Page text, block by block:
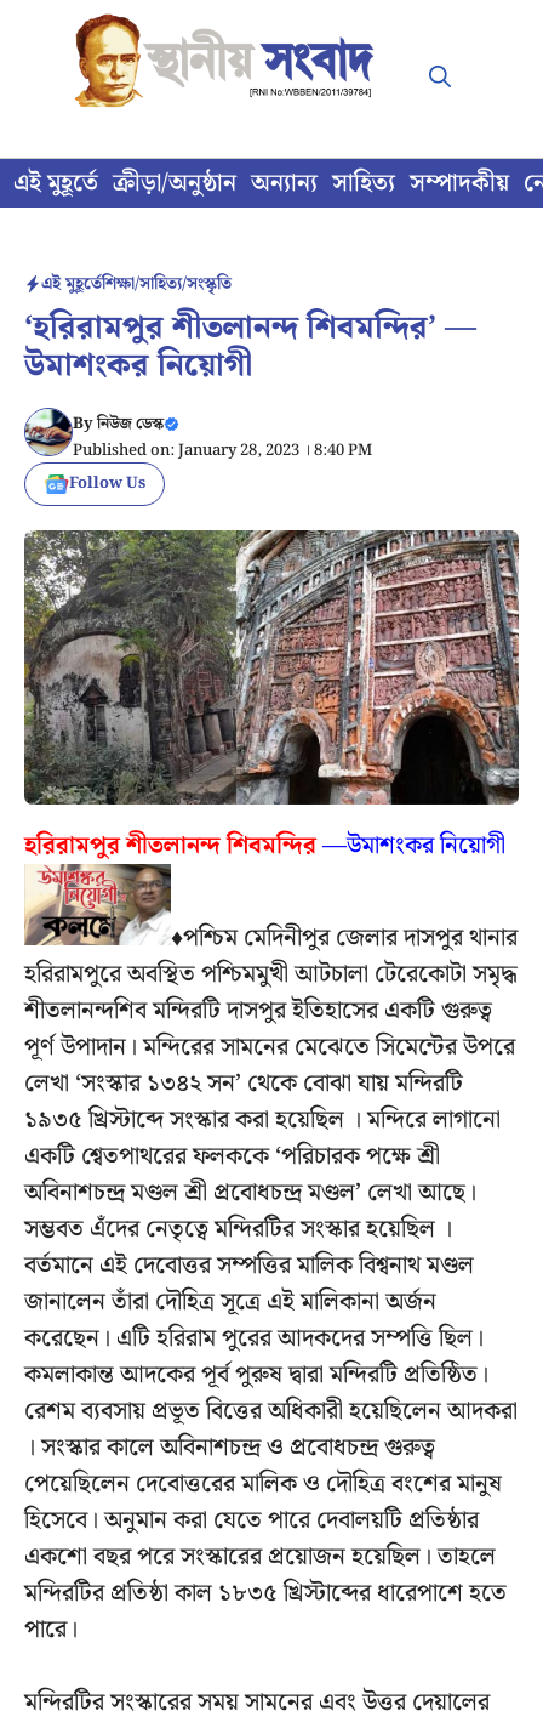
content
এই মুহূর্তে ক্রীড়া/অনুষ্ঠান অন্যান্য সাহিত্য সম্পাদকীয়
এই মুহূর্তেশিক্ষা/সাহিত্য/সংস্কৃতি
‘হরিরামপুর শীতলানন্দ শিবমন্দির’ —
উমাশংকর নিয়োগী
Byনিউজ ডেস্ক
Published on: January 28, 2023 । 8:40 PM
Follow Us
হরিরামপুর শীতলানন্দ শিবমন্দির—উমাশংকর নিয়োগী
♦পশ্চিম মেদিনীপুর জেলার দাসপুর থানার
হরিরামপুরে অবস্থিত পশ্চিমমুখী আটচালা টেরেকোটা সমৃদ্ধ
শীতলানন্দশিব মন্দিরটি দাসপুর ইতিহাসের একটি গুরুত্ব
পূর্ণ উপাদান। মন্দিরের সামনের মেঝেতে সিমেন্টের উপরে
লেখা ‘সংস্কার ১৩৪২ সন’ থেকে বোঝা যায় মন্দিরটি
১৯৩৫ খ্রিস্টাব্দে সংস্কার করা হয়েছিল । মন্দিরে লাগানো
একটি শ্বেতপাথরের ফলককে ‘পরিচারক পক্ষে শ্রী
অবিনাশচন্দ্র মণ্ডল শ্রী প্রবোধচন্দ্র মণ্ডল’ লেখা আছে।
সম্ভবত এঁদের নেতৃত্বে মন্দিরটির সংস্কার হয়েছিল ।
বর্তমানে এই দেবোত্তর সম্পত্তির মালিক বিশ্বনাথ মণ্ডল
জানালেন তাঁরা দৌহিত্র সূত্রে এই মালিকানা অর্জন
করেছেন। এটি হরিরাম পুরের আদকদের সম্পত্তি ছিল।
কমলাকান্ত আদকের পূর্ব পুরুষ দ্বারা মন্দিরটি প্রতিষ্ঠিত।
রেশম ব্যবসায় প্রভূত বিত্তের অধিকারী হয়েছিলেন আদকরা
। সংস্কার কালে অবিনাশচন্দ্র ও প্রবোধচন্দ্র গুরুত্ব
পেয়েছিলেন দেবোত্তরের মালিক ও দৌহিত্র বংশের মানুষ
হিসেবে। অনুমান করা যেতে পারে দেবালয়টি প্রতিষ্ঠার
একশো বছর পরে সংস্কারের প্রয়োজন হয়েছিল। তাহলে
মন্দিরটির প্রতিষ্ঠা কাল ১৮৩৫ খ্রিস্টাব্দের ধারেপাশে হতে
পারে।
মন্দিরটির সংস্কারের সময় সামনের এবং উত্তর দেয়ালের